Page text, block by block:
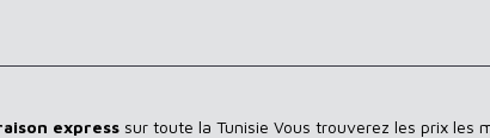
express sur toute la Tunisie Vous trouverez les prix les